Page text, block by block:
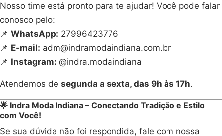
Nosso time está pronto para te ajudar! Você pode falar
conosco pelo:
📌 WhatsApp: 27996423776
📌 E-mail: adm@indramodaindiana.com.br
📌 Instagram: @indra.modaindiana
Atendemos de segunda a sexta, das 9h às 17h.
🌟 Indra Moda Indiana – Conectando Tradição e Estilo
com Você!
Se sua dúvida não foi respondida, fale com nossa